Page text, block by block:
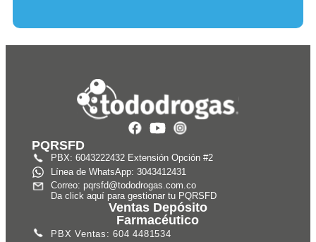
PQRSFD
PBX: 6043222432 Extensión Opción #2
Línea de WhatsApp: 3043412431
Correo: pqrsfd@tododrogas.com.co
Da click aquí para gestionar tu PQRSFD
Ventas Depósito
Farmacéutico
PBX Ventas: 604 4481534